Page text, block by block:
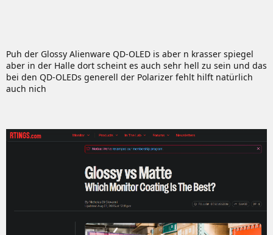
Puh der Glossy Alienware QD-OLED is aber n krasser spiegel
aber in der Halle dort scheint es auch sehr hell zu sein und das
bei den QD-OLEDs generell der Polarizer fehlt hilft natürlich
auch nich